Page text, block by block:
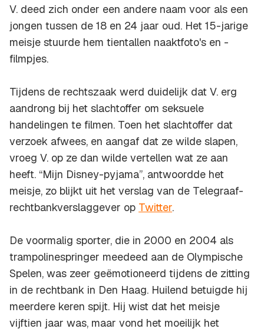
V. deed zich onder een andere naam voor als een
jongen tussen de 18 en 24 jaar oud. Het 15-jarige
meisje stuurde hem tientallen naaktfoto's en -
filmpjes.
Tijdens de rechtszaak werd duidelijk dat V. erg
aandrong bij het slachtoffer om seksuele
handelingen te filmen. Toen het slachtoffer dat
verzoek afwees, en aangaf dat ze wilde slapen,
vroeg V. op ze dan wilde vertellen wat ze aan
heeft. “Mijn Disney-pyjama”, antwoordde het
meisje, zo blijkt uit het verslag van de Telegraaf-
rechtbankverslaggever op Twitter.
De voormalig sporter, die in 2000 en 2004 als
trampolinespringer meedeed aan de Olympische
Spelen, was zeer geëmotioneerd tijdens de zitting
in de rechtbank in Den Haag. Huilend betuigde hij
meerdere keren spijt. Hij wist dat het meisje
vijftien jaar was, maar vond het moeilijk het